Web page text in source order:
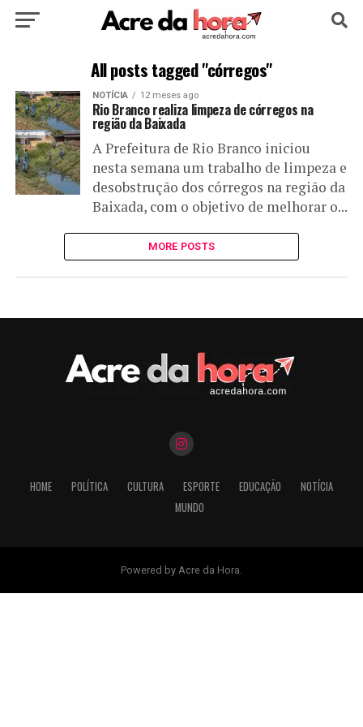
POLÍTICA CULTURA ESPORTE
EDUCAÇÃO NOTÍCIA MUNDO
All posts tagged "córregos"
NOTÍCIA 12 meses ago
Rio Branco realiza limpeza de córregos na
região da Baixada
A Prefeitura de Rio Branco iniciou
nesta semana um trabalho de limpeza e
desobstrução dos córregos na região da
Baixada, com o objetivo de melhorar o...
MORE POSTS
HOME POLÍTICA CULTURA ESPORTE EDUCAÇÃO
NOTÍCIA
MUNDO
Powered by Acre da Hora.